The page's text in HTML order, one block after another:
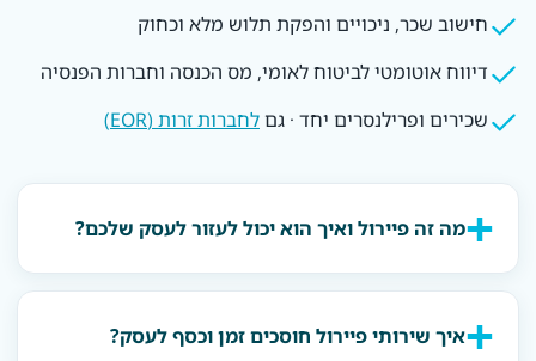
חישוב שכר, ניכויים והפקת תלוש מלא וכחוק
דיווח אוטומטי לביטוח לאומי, מס הכנסה וחברות הפנסיה
שכירים ופרילנסרים יחד · גםלחברות זרות (EOR)
מה זה פיירול ואיך הוא יכול לעזור לעסק שלכם?
איך שירותי פיירול חוסכים זמן וכסף לעסק?